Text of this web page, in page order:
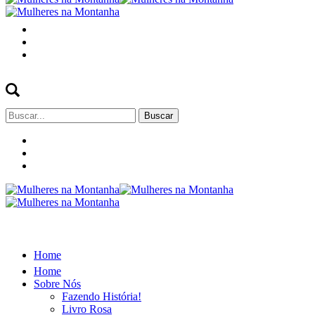
Buscar
por:
Home
Home
Sobre Nós
Fazendo História!
Livro Rosa